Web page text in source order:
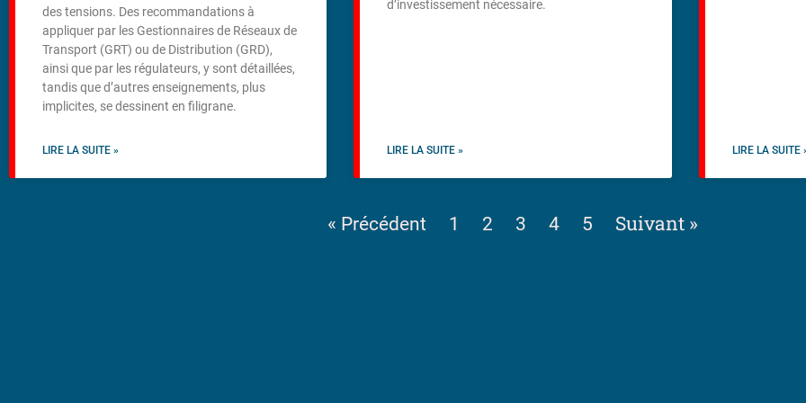
des tensions. Des recommandations à
appliquer par les Gestionnaires de Réseaux de
Transport (GRT) ou de Distribution (GRD),
ainsi que par les régulateurs, y sont détaillées,
tandis que d’autres enseignements, plus
implicites, se dessinent en filigrane.
LIRE LA SUITE »
d’investissement nécessaire.
LIRE LA SUITE » LIRE LA SUITE
« Précédent 1 2 3 4 5 Suivant »